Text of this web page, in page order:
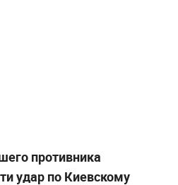
противника
удар по Киевскому